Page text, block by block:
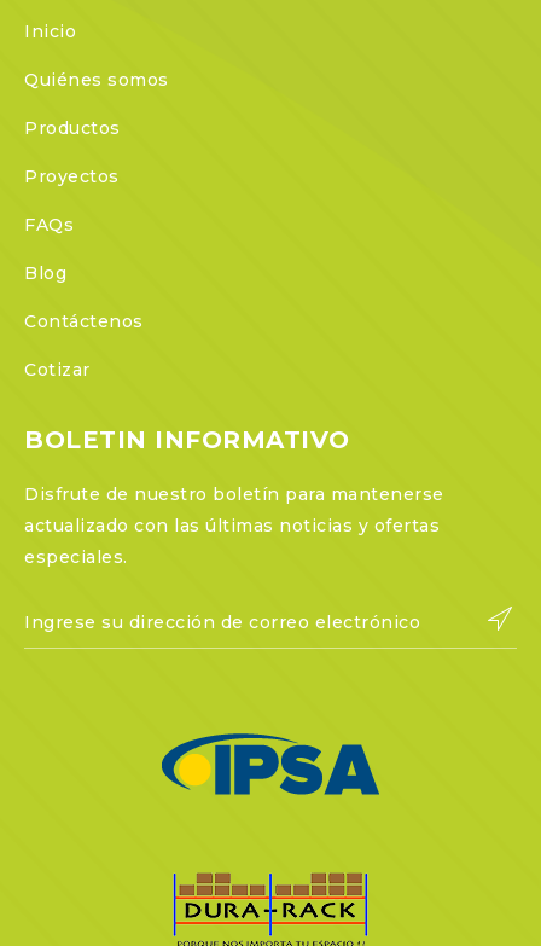
Inicio
Quiénes somos
Productos
Proyectos
FAQs
Blog
Contáctenos
Cotizar
BOLETIN INFORMATIVO
Disfrute de nuestro boletín para mantenerse
actualizado con las últimas noticias y ofertas
especiales.